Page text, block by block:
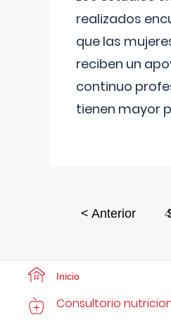
realizados
que las
reciben un
continuo
tienen mayor
< Anterior
Inicio
Consultorio